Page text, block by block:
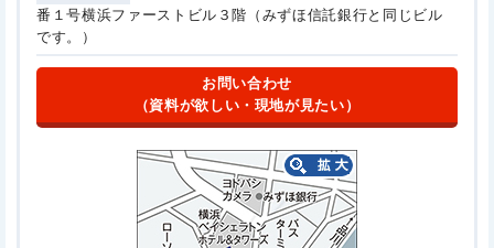
番１号横浜ファーストビル３階（みずほ信託銀行と同じビル
です。）
お問い合わせ
（資料が欲しい・現地が見たい）